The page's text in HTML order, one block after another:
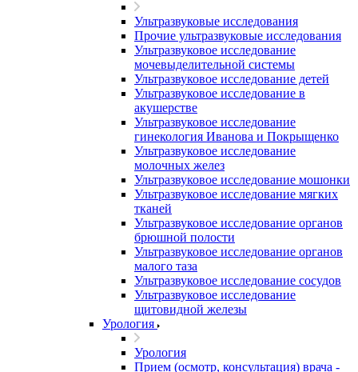
Ультразвуковые исследования
Прочие ультразвуковые исследования
Ультразвуковое исследование
мочевыделительной системы
Ультразвуковое исследование детей
Ультразвуковое исследование в
акушерстве
Ультразвуковое исследование
гинекология Иванова и Покрыщенко
Ультразвуковое исследование
молочных желез
Ультразвуковое исследование мошонки
Ультразвуковое исследование мягких
тканей
Ультразвуковое исследование органов
брюшной полости
Ультразвуковое исследование органов
малого таза
Ультразвуковое исследование сосудов
Ультразвуковое исследование
щитовидной железы
Урология
Урология
Прием (осмотр, консультация) врача -